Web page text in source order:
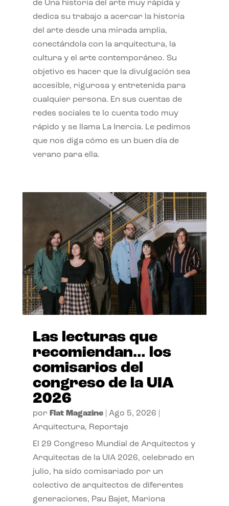
de Una historia del arte muy rápida y
dedica su trabajo a acercar la historia
del arte desde una mirada amplia,
conectándola con la arquitectura, la
cultura y el arte contemporáneo. Su
objetivo es hacer que la divulgación sea
accesible, rigurosa y entretenida para
cualquier persona. En sus cuentas de
redes sociales te lo cuenta todo muy
rápido y se llama La Inercia. Le pedimos
que nos diga cómo es un buen día de
verano para ella.
Las lecturas que
recomiendan… los
comisarios del
congreso de la UIA
2026
por Flat Magazine| Ago 5, 2026
Arquitectura, Reportaje
El 29 Congreso Mundial de Arquitectos y
Arquitectas de la UIA 2026, celebrado en
julio, ha sido comisariado por un
colectivo de arquitectos de diferentes
generaciones, Pau Bajet, Mariona